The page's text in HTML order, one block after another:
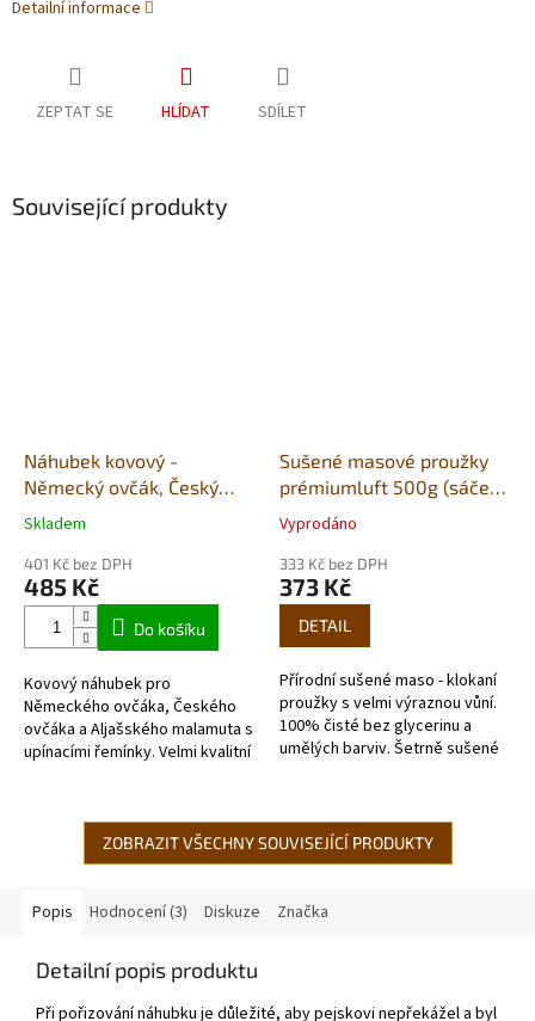
Detailní informace
ZEPTAT SE HLÍDAT SDÍLET
Související produkty
Náhubek kovový -
Německý ovčák, Český
ovčák, Aljašský malamut -
Průměrné
produktu
je
hvězdiček.
Skladem
401 Kč bez DPH
485 Kč
Do košíku
Kovový náhubek pro
Německého ovčáka, Českého
ovčáka a Aljašského malamuta s
upínacími řemínky. Velmi kvalitní
Sušené masové proužky
prémiumluft 500g (sáček)
- klokan
Průměrné
produktu
je
hvězdiček.
Vyprodáno
333 Kč bez DPH
373 Kč
DETAIL
Přírodní sušené maso - klokaní
proužky s velmi výraznou vůní.
100% čisté bez glycerinu a
umělých barviv. Šetrně sušené
ZOBRAZIT VŠECHNY SOUVISEJÍCÍ PRODUKTY
Popis Hodnocení (3) Diskuze Značka
Detailní popis produktu
Při pořizování náhubku je důležité, aby pejskovi nepřekážel a byl